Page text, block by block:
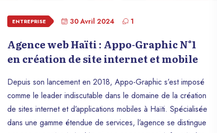
ENTREPRISE 30 Avril 2024 1
Agence web Haïti : Appo-Graphic N°1
en création de site internet et mobile
Depuis son lancement en 2018, Appo-Graphic s’est imposé
comme le leader indiscutable dans le domaine de la création
de sites internet et d’applications mobiles à Haïti. Spécialisée
dans une gamme étendue de services, l’agence se distingue